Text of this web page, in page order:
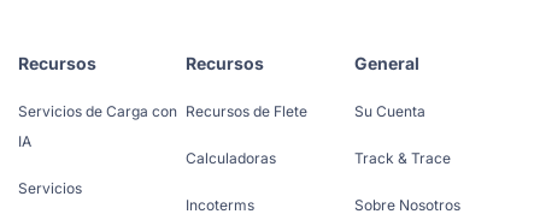
Recursos
Servicios de Carga con
IA
Servicios
Recursos
Recursos de Flete
Calculadoras
Incoterms
General
Su Cuenta
Track & Trace
Sobre Nosotros